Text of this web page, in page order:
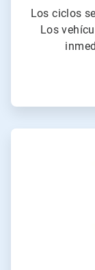
Los ciclos
Los